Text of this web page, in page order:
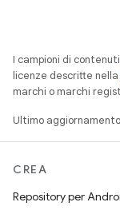
I campioni di
licenze descritte nella
marchi o marchi
Ultimo
CREA
Repository per